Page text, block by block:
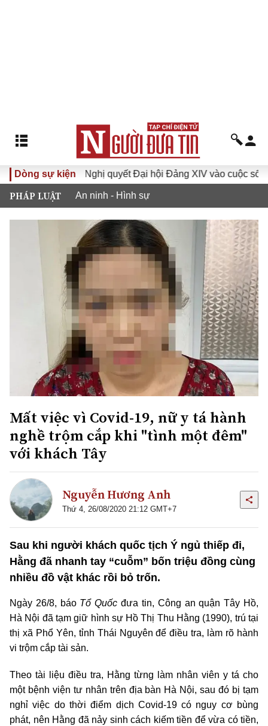
Dòng sự kiện
Đưa Nghị quyết Đại hội Đảng XIV vào cuộc sống
PHÁP LUẬT An ninh - Hình sự
Mất việc vì Covid-19, nữ y tá hành
nghề trộm cắp khi "tình một đêm"
với khách Tây
Nguyễn Hương Anh
Thứ 4, 26/08/2020 21:12 GMT+7
Sau khi người khách quốc tịch Ý ngủ thiếp đi,
Hằng đã nhanh tay “cuỗm” bốn triệu đồng cùng
nhiều đồ vật khác rồi bỏ trốn.
Ngày 26/8, báo Tổ Quốcđưa tin, Công an quận Tây Hồ,
Hà Nội đã tạm giữ hình sự Hồ Thị Thu Hằng (1990), trú tại
thị xã Phổ Yên, tỉnh Thái Nguyên để điều tra, làm rõ hành
vi trộm cắp tài sản.
Theo tài liệu điều tra, Hằng từng làm nhân viên y tá cho
một bệnh viện tư nhân trên địa bàn Hà Nội, sau đó bị tạm
nghỉ việc do thời điểm dịch Covid-19 có nguy cơ bùng
phát, nên Hằng đã nảy sinh cách kiếm tiền để vừa có tiền,